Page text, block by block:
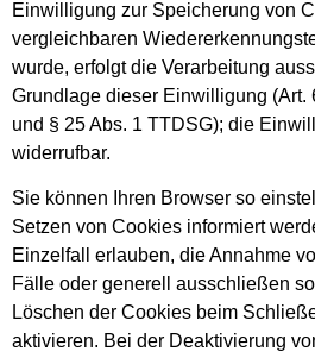
Einwilligung zur Speicherung von
vergleichbaren
wurde, erfolgt die Verarbeitung
Grundlage dieser Einwilligung (Art.
und § 25 Abs. 1 TTDSG); die
widerrufbar.
Sie können Ihren Browser so
Setzen von Cookies informiert
Einzelfall erlauben, die Annahme
Fälle oder generell ausschließen
Löschen der Cookies beim
aktivieren. Bei der Deaktivierung